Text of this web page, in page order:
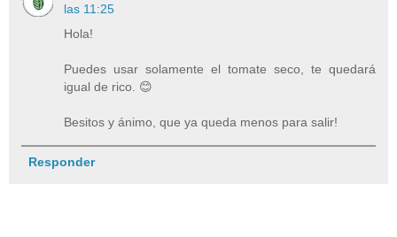
las 11:25
Hola!
Puedes usar solamente el tomate seco, te quedará
igual de rico. 😊
Besitos y ánimo, que ya queda menos para salir!
Responder